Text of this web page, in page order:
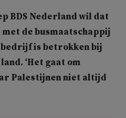
BDS Nederland wil dat
de busmaatschappij
is betrokken bij
‘Het gaat om
Palestijnen niet altijd